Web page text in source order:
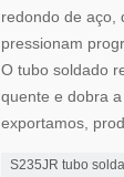
redondo de aço,
pressionam
O tubo soldado
quente e dobra
exportamos,
S235JR tubo